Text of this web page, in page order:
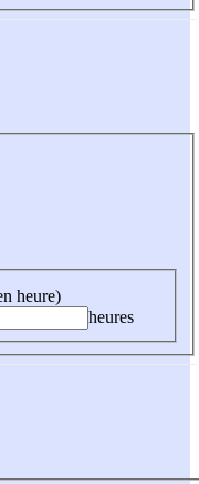
heure)
heures